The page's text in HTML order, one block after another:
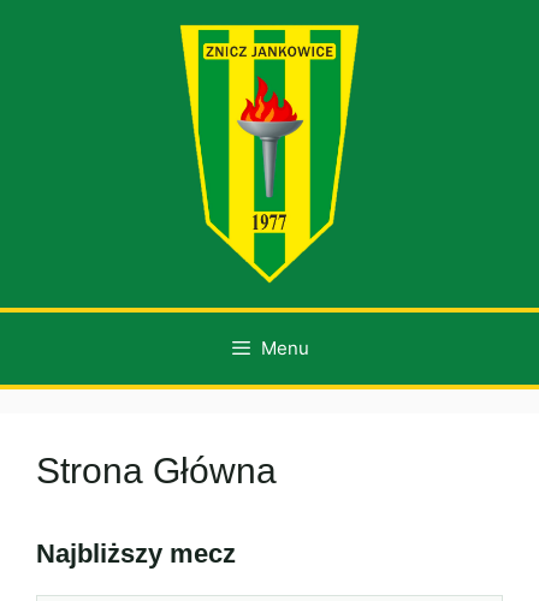
Menu
Strona Główna
Najbliższy mecz